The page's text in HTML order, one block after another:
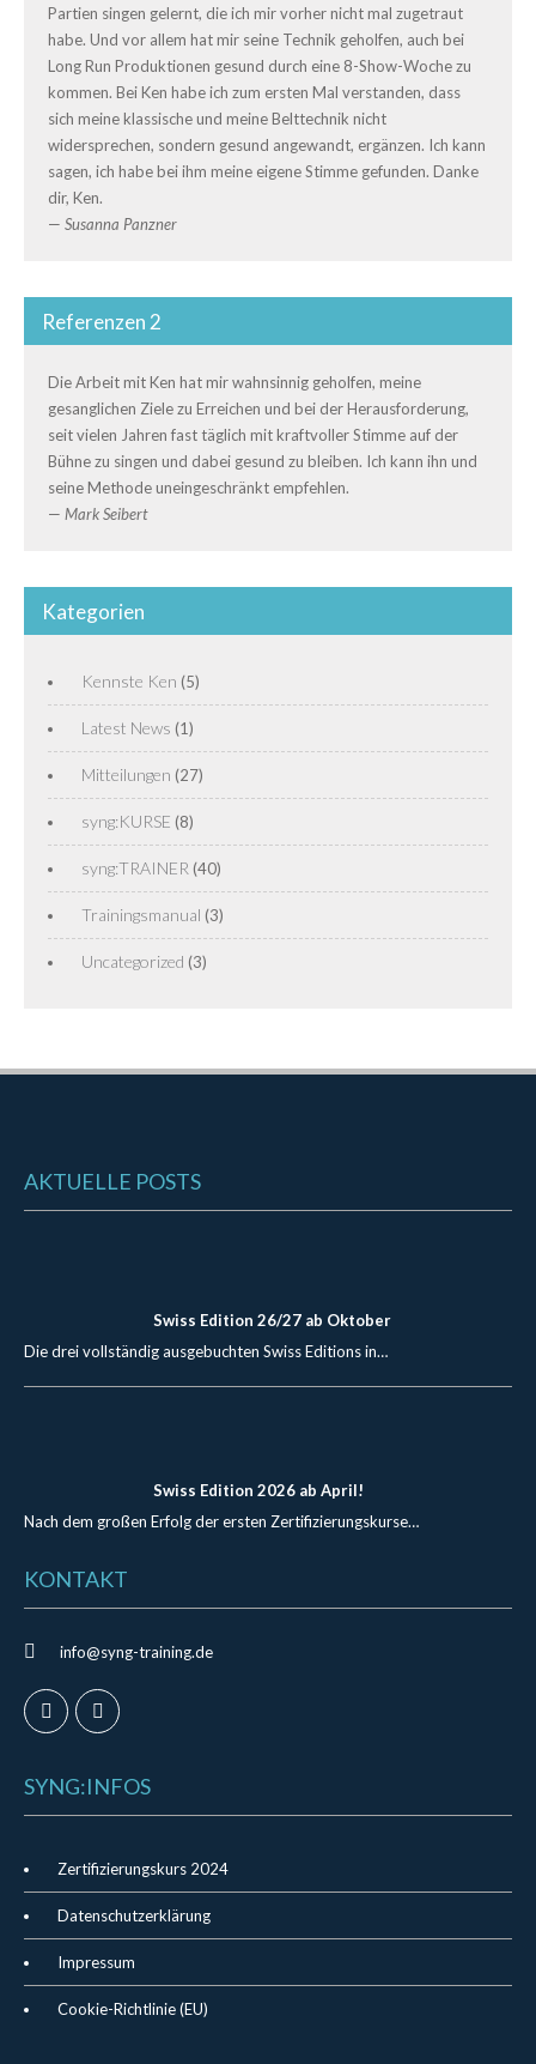
Partien singen gelernt, die ich mir vorher nicht mal zugetraut
habe. Und vor allem hat mir seine Technik geholfen, auch bei
Long Run Produktionen gesund durch eine 8-Show-Woche zu
kommen. Bei Ken habe ich zum ersten Mal verstanden, dass
sich meine klassische und meine Belttechnik nicht
widersprechen, sondern gesund angewandt, ergänzen. Ich kann
sagen, ich habe bei ihm meine eigene Stimme gefunden. Danke
dir, Ken.
— Susanna Panzner
Referenzen 2
Die Arbeit mit Ken hat mir wahnsinnig geholfen, meine
gesanglichen Ziele zu Erreichen und bei der Herausforderung,
seit vielen Jahren fast täglich mit kraftvoller Stimme auf der
Bühne zu singen und dabei gesund zu bleiben. Ich kann ihn und
seine Methode uneingeschränkt empfehlen.
— Mark Seibert
Kategorien
Kennste Ken (5)
Latest News (1)
Mitteilungen (27)
syng:KURSE (8)
syng:TRAINER (40)
Trainingsmanual (3)
Uncategorized (3)
AKTUELLE POSTS
Swiss Edition 26/27 ab Oktober
Die drei vollständig ausgebuchten Swiss Editions in…
Swiss Edition 2026 ab April!
Nach dem großen Erfolg der ersten Zertifizierungskurse…
KONTAKT
info@syng-training.de
SYNG:INFOS
Zertifizierungskurs 2024
Datenschutzerklärung
Impressum
Cookie-Richtlinie (EU)